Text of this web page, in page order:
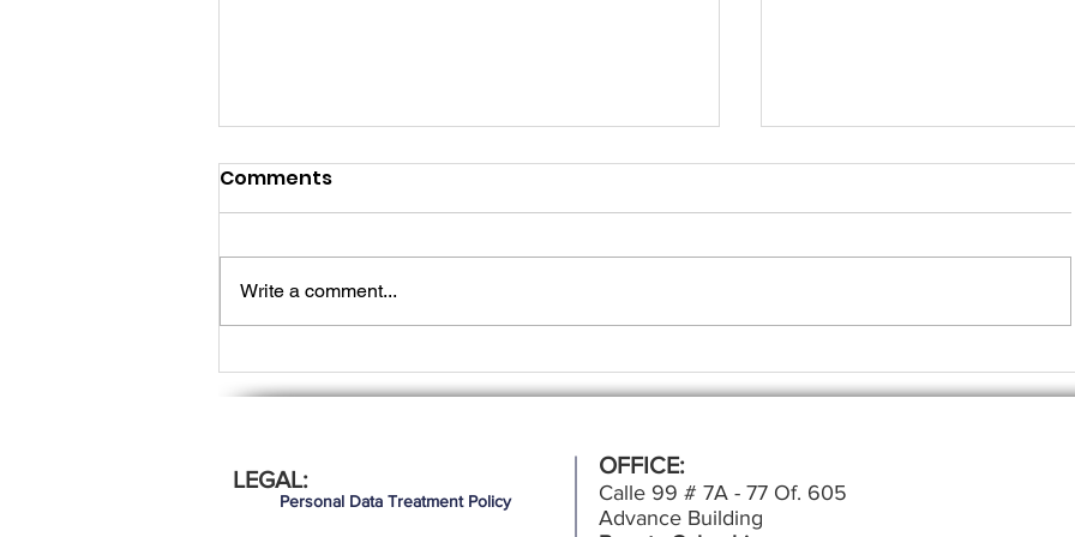
Lo que los líderes de tecnología
necesitan saber para seguir
demostrando valor en 2026
para su regreso a los
Comments
Write a comment...
OFFICE:
Calle 99 # 7A - 77 Of. 605
Advance Building
LEGAL:
Personal Data Treatment Policy